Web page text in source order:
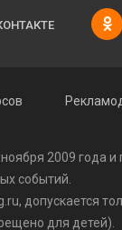
2009 года
событий.
допускается
для детей).